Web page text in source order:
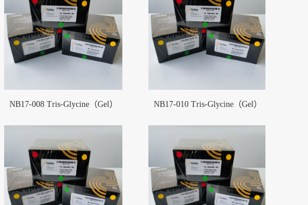
NB17-008 Tris-Glycine（Gel） NB17-010 Tris-Glycine（Gel）